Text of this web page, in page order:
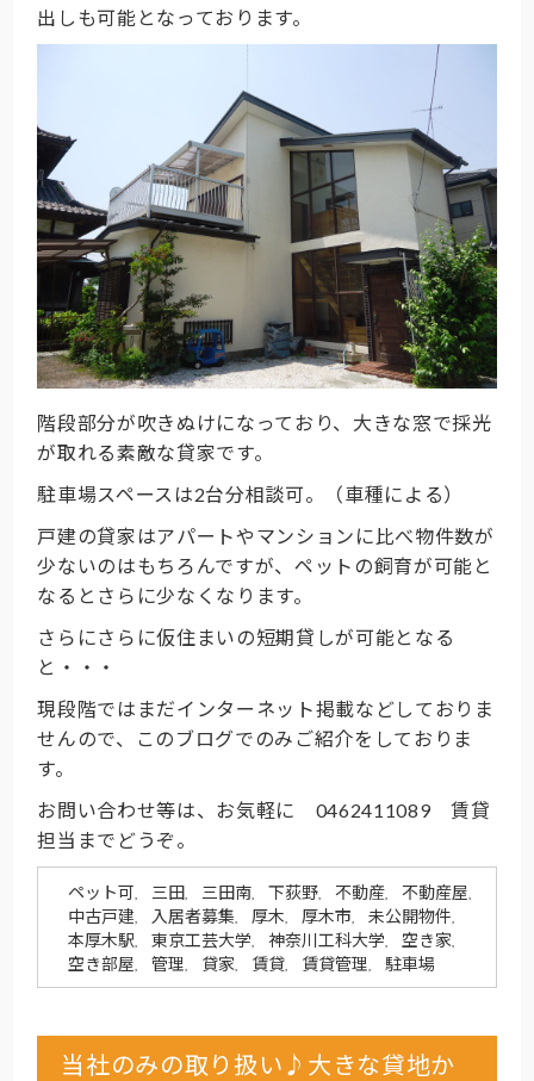
出しも可能となっております。
階段部分が吹きぬけになっており、大きな窓で採光
が取れる素敵な貸家です。
駐車場スペースは2台分相談可。（車種による）
戸建の貸家はアパートやマンションに比べ物件数が
少ないのはもちろんですが、ペットの飼育が可能と
なるとさらに少なくなります。
さらにさらに仮住まいの短期貸しが可能となる
と・・・
現段階ではまだインターネット掲載などしておりま
せんので、このブログでのみご紹介をしておりま
す。
お問い合わせ等は、お気軽に 0462411089 賃貸
担当までどうぞ。
ペット可 三田 三田南 下荻野 不動産 不動産屋
中古戸建 入居者募集 厚木 厚木市 未公開物件
本厚木駅 東京工芸大学 神奈川工科大学 空き家
空き部屋 管理 貸家 賃貸 賃貸管理 駐車場
当社のみの取り扱い♪大きな貸地か